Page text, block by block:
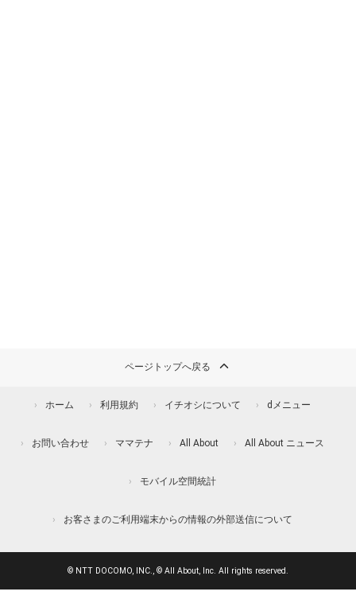
ページトップへ戻る
ホーム 利用規約 イチオシについて dメニュー
お問い合わせ ママテナ All About All About ニュース
モバイル空間統計
お客さまのご利用端末からの情報の外部送信について
© NTT DOCOMO, INC., © All About, Inc. All rights reserved.